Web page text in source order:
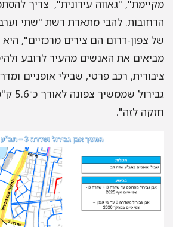
מקיימת", "גאווה עירונית", צריך
הרחובות. להבי מתארת רשת "שתי
של צפון-דרום הם צירים מרכזיים",
מביאים את האנשים מהעיר לרובע
ציבורית, רכב פרטי, שבילי אופניים
חזקה לזה".